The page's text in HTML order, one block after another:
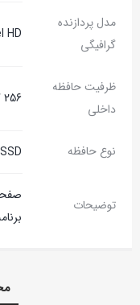
مدل پردازنده
گرافیگی
HD
ظرفیت حافظه
داخلی
256 گیگابایت
نوع حافظه SSD
توضیحات